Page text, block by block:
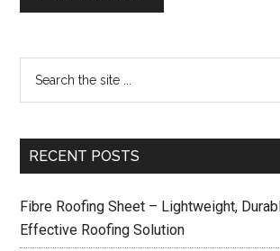
RECENT POSTS
Fibre Roofing Sheet – Lightweight,
Effective Roofing Solution